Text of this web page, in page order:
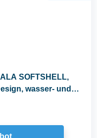
SOFTSHELL,
wasser- und